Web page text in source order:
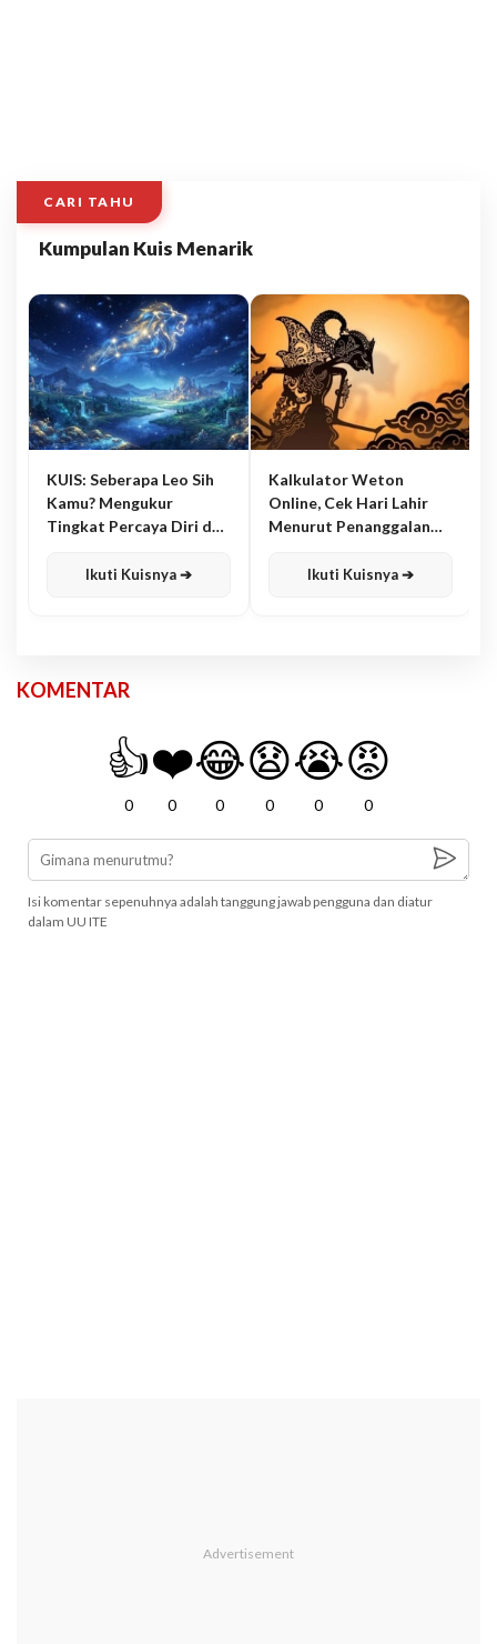
CARI TAHU
Kumpulan Kuis Menarik
KUIS: Seberapa Leo Sih
Kamu? Mengukur
Tingkat Percaya Diri dan
Ikuti Kuisnya ➔
Kalkulator Weton
Online, Cek Hari Lahir
Menurut Penanggalan
Ikuti Kuisnya ➔
KOMENTAR
👍
0
❤️
0
😂
0
😧
0
😭
0
😡
0
Isi komentar sepenuhnya adalah tanggung jawab pengguna dan diatur
dalam UU ITE